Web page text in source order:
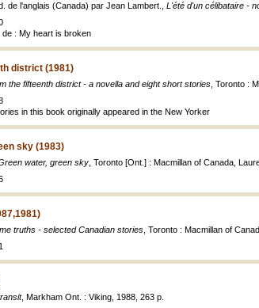
de l'anglais (Canada) par Jean Lambert., L'été d'un célibataire -
: My heart is broken
district (1981)
the fifteenth district - a novella and eight short stories , Toronto :
in this book originally appeared in the New Yorker
sky (1983)
water, green sky , Toronto [Ont.] : Macmillan of Canada,
truths - selected Canadian stories , Toronto : Macmillan of
, Markham Ont. : Viking, 1988, 263 p.